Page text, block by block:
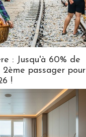
: Jusqu'à 60% de
passager pour
!